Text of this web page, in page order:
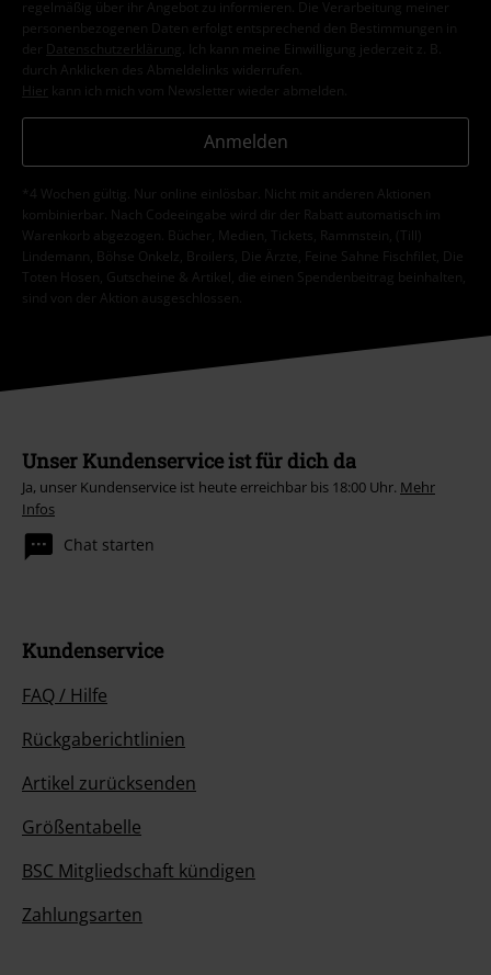
regelmäßig über ihr Angebot zu informieren. Die Verarbeitung meiner
personenbezogenen Daten erfolgt entsprechend den Bestimmungen in
der
Datenschutzerklärung
. Ich kann meine Einwilligung jederzeit z. B.
durch Anklicken des Abmeldelinks widerrufen.
Hier kann ich mich vom Newsletter wieder abmelden.
Anmelden
*4 Wochen gültig. Nur online einlösbar. Nicht mit anderen Aktionen
kombinierbar. Nach Codeeingabe wird dir der Rabatt automatisch im
Warenkorb abgezogen. Bücher, Medien, Tickets, Rammstein, (Till)
Lindemann, Böhse Onkelz, Broilers, Die Ärzte, Feine Sahne Fischfilet, Die
Toten Hosen, Gutscheine & Artikel, die einen Spendenbeitrag beinhalten,
sind von der Aktion ausgeschlossen.
Unser Kundenservice ist für dich da
Ja, unser Kundenservice ist heute erreichbar bis 18:00 Uhr. Mehr
Infos
Chat starten
Kundenservice
FAQ / Hilfe
Rückgaberichtlinien
Artikel zurücksenden
Größentabelle
BSC Mitgliedschaft kündigen
Zahlungsarten